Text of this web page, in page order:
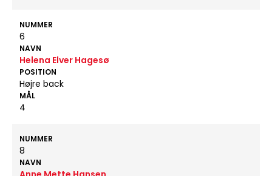
NUMMER
6
NAVN
Helena Elver Hagesø
POSITION
Højre back
MÅL
4
NUMMER
8
NAVN